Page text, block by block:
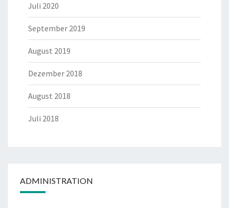
Juli 2020
September 2019
August 2019
Dezember 2018
August 2018
Juli 2018
ADMINISTRATION